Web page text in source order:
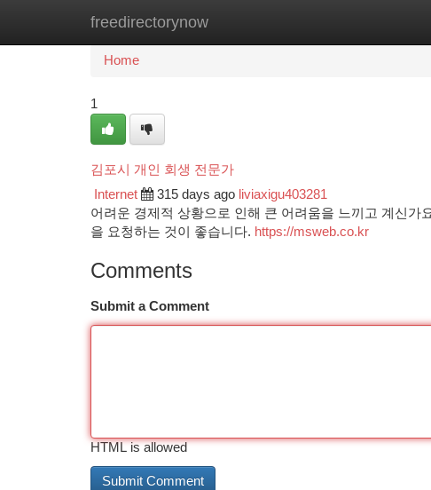
freedirectorynow
Home New Site Listings
Home
1
김포시 개인 회생 전문가
Internet 315 days ago liviaxigu403281
어려운 경제적 상황으로 인해 큰 어려움을 느끼고 계신
을 요청하는 것이 좋습니다. https://msweb.co.kr
Comments
Submit a Comment
HTML is allowed